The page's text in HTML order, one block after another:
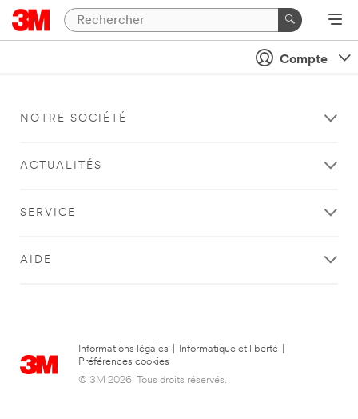
Compte
NOTRE SOCIÉTÉ
ACTUALITÉS
SERVICE
AIDE
Informations légales Informatique et liberté
Préférences cookies
© 3M 2026. Tous droits réservés.